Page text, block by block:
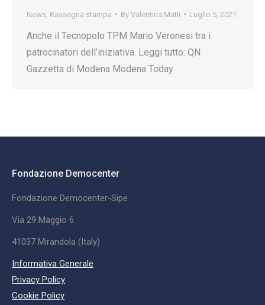
News Rassegna stampa By Valentina Matli Luglio 5, 2021
Anche il Tecnopolo TPM Mario Veronesi tra i
patrocinatori dell’iniziativa. Leggi tutto: QN
Gazzetta di Modena Modena Today
Fondazione Democenter
Fondazione Democenter-Sipe
Via 29 Maggio 6
41037 Mirandola (Italy)
Informativa Generale
Privacy Policy
Cookie Policy